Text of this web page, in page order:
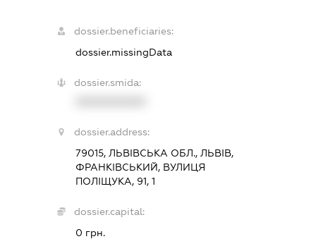
dossier.beneficiaries:
dossier.missingData
dossier.smida:
dossier.address:
79015, ЛЬВІВСЬКА ОБЛ., ЛЬВІВ,
ФРАНКІВСЬКИЙ, ВУЛИЦЯ
ПОЛІЩУКА, 91, 1
dossier.capital:
0 грн.